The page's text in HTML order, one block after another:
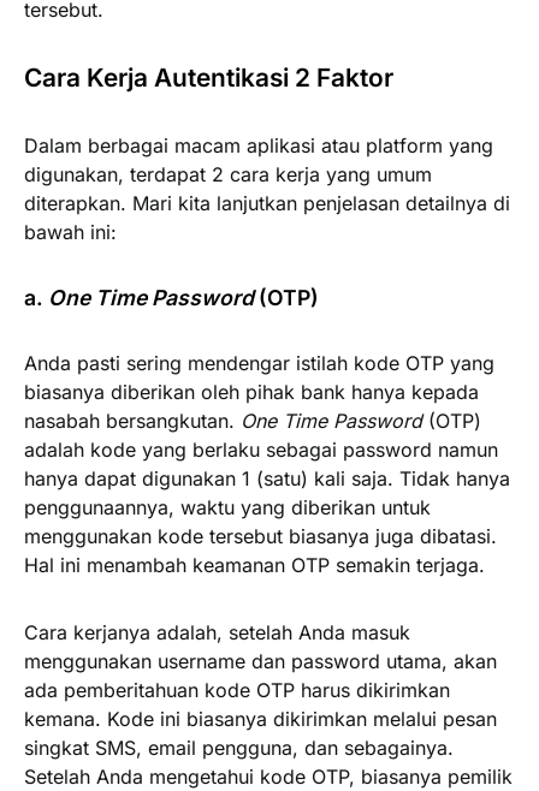
tersebut.
Cara Kerja Autentikasi 2 Faktor
Dalam berbagai macam aplikasi atau platform yang
digunakan, terdapat 2 cara kerja yang umum
diterapkan. Mari kita lanjutkan penjelasan detailnya di
bawah ini:
a. One Time Password(OTP)
Anda pasti sering mendengar istilah kode OTP yang
biasanya diberikan oleh pihak bank hanya kepada
nasabah bersangkutan. One Time Password(OTP)
adalah kode yang berlaku sebagai password namun
hanya dapat digunakan 1 (satu) kali saja. Tidak hanya
penggunaannya, waktu yang diberikan untuk
menggunakan kode tersebut biasanya juga dibatasi.
Hal ini menambah keamanan OTP semakin terjaga.
Cara kerjanya adalah, setelah Anda masuk
menggunakan username dan password utama, akan
ada pemberitahuan kode OTP harus dikirimkan
kemana. Kode ini biasanya dikirimkan melalui pesan
singkat SMS, email pengguna, dan sebagainya.
Setelah Anda mengetahui kode OTP, biasanya pemilik